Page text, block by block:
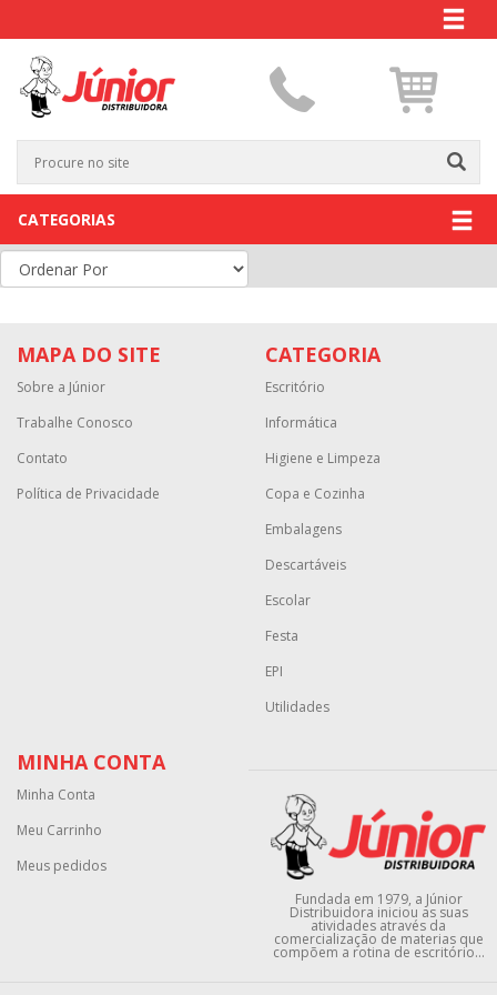
CATEGORIAS
MAPA DO SITE
Sobre a Júnior
Trabalhe Conosco
Contato
Política de Privacidade
CATEGORIA
Escritório
Informática
Higiene e Limpeza
Copa e Cozinha
Embalagens
Descartáveis
Escolar
Festa
EPI
Utilidades
MINHA CONTA
Minha Conta
Meu Carrinho
Meus pedidos
Fundada em 1979, a Júnior
Distribuidora iniciou as suas
atividades através da
comercialização de materias que
compõem a rotina de escritório...